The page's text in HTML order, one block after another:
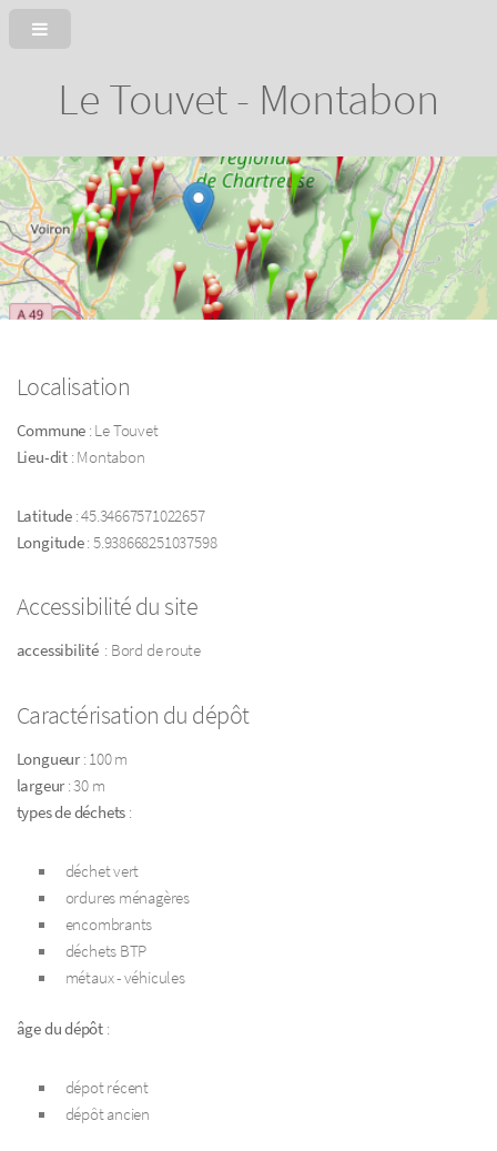
Le Touvet - Montabon
Localisation
Commune : Le Touvet
Lieu-dit: Montabon
Latitude: 45.34667571022657
Longitude: 5.938668251037598
Accessibilité du site
accessibilité : Bord de route
Caractérisation du dépôt
Longueur: 100 m
largeur : 30 m
types de déchets :
déchet vert
ordures ménagères
encombrants
déchets BTP
métaux - véhicules
âge du dépôt :
dépot récent
dépôt ancien